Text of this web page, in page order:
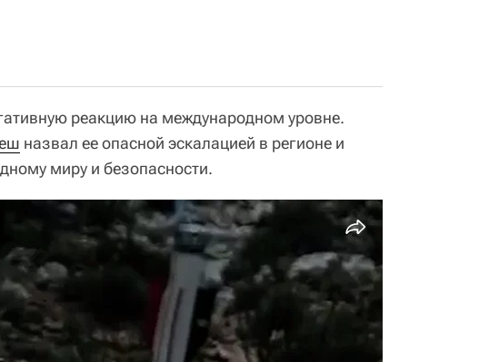
реакцию на международном уровне.
назвал ее опасной эскалацией в регионе и
миру и безопасности.